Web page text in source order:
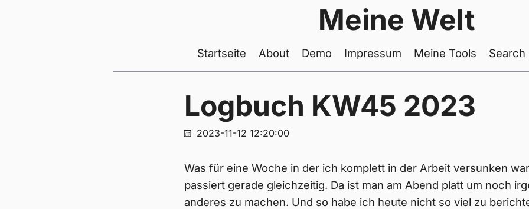
Meine Welt
Startseite About Demo Impressum Meine Tools Search
Logbuch KW45 2023
2023-11-12 12:20:00
Was für eine Woche in der ich komplett in der Arbeit versunken
passiert gerade gleichzeitig. Da ist man am Abend platt um noch
anderes zu machen. Und so habe ich heute nicht so viel zu